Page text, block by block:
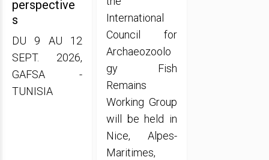
perspective
s
DU 9 AU 12
SEPT. 2026,
GAFSA -
TUNISIA
International
Council for
Archaeozoolo
gy Fish
Remains
Working Group
will be held in
Nice, Alpes-
Maritimes,